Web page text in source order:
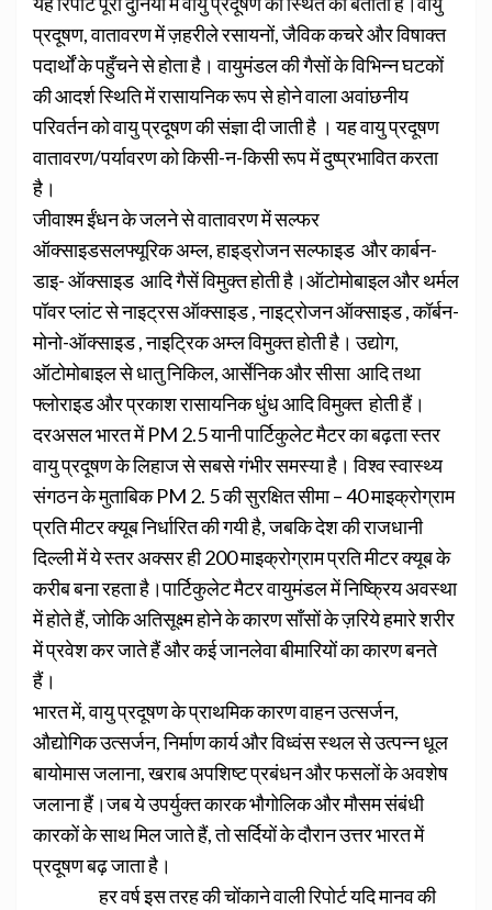
प्रदूषण, वातावरण में ज़हरीले रसायनों, जैविक कचरे और विषाक्त
पदार्थों के पहुँचने से होता है। वायुमंडल की गैसों के विभिन्न घटकों
की आदर्श स्थिति में रासायनिक रूप से होने वाला अवांछनीय
परिवर्तन को वायु प्रदूषण की संज्ञा दी जाती है । यह वायु प्रदूषण
वातावरण/पर्यावरण को किसी-न-किसी रूप में दुष्प्रभावित करता
है।
जीवाश्म ईंधन के जलने से वातावरण में सल्फर
ऑक्साइडसलफ्यूरिक अम्ल, हाइड्रोजन सल्फाइड और कार्बन-
डाइ- ऑक्साइड आदि गैसें विमुक्त होती है।ऑटोमोबाइल और थर्मल
पॉवर प्लांट से नाइट्रस ऑक्साइड , नाइट्रोजन ऑक्साइड , कॉर्बन-
मोनो-ऑक्साइड , नाइट्रिक अम्ल विमुक्त होती है। उद्योग,
ऑटोमोबाइल से धातु निकिल, आर्सेनिक और सीसा आदि तथा
फ्लोराइड और प्रकाश रासायनिक धुंध आदि विमुक्त होती हैं।
दरअसल भारत में PM 2.5 यानी पार्टिकुलेट मैटर का बढ़ता स्तर
वायु प्रदूषण के लिहाज से सबसे गंभीर समस्या है। विश्व स्वास्थ्य
संगठन के मुताबिक PM 2. 5 की सुरक्षित सीमा – 40 माइक्रोग्राम
प्रति मीटर क्यूब निर्धारित की गयी है, जबकि देश की राजधानी
दिल्ली में ये स्तर अक्सर ही 200 माइक्रोग्राम प्रति मीटर क्यूब के
करीब बना रहता है।पार्टिकुलेट मैटर वायुमंडल में निष्क्रिय अवस्था
में होते हैं, जोकि अतिसूक्ष्म होने के कारण साँसों के ज़रिये हमारे शरीर
में प्रवेश कर जाते हैं और कई जानलेवा बीमारियों का कारण बनते
हैं।
भारत में, वायु प्रदूषण के प्राथमिक कारण वाहन उत्सर्जन,
औद्योगिक उत्सर्जन, निर्माण कार्य और विध्वंस स्थल से उत्पन्न धूल
बायोमास जलाना, खराब अपशिष्ट प्रबंधन और फसलों के अवशेष
जलाना हैं।जब ये उपर्युक्त कारक भौगोलिक और मौसम संबंधी
कारकों के साथ मिल जाते हैं, तो सर्दियों के दौरान उत्तर भारत में
प्रदूषण बढ़ जाता है।
हर वर्ष इस तरह की चोंकाने वाली रिपोर्ट यदि मानव की